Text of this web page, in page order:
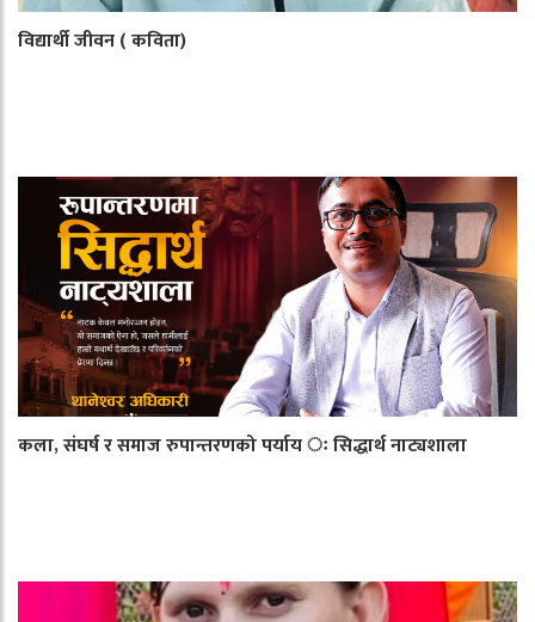
विद्यार्थी जीवन ( कविता)
कला, संघर्ष र समाज रुपान्तरणको पर्याय ः सिद्धार्थ नाट्यशाला